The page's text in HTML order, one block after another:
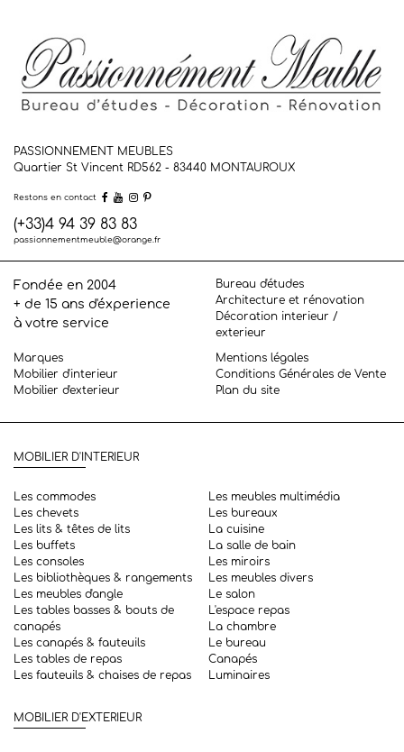
PASSIONNEMENT MEUBLES
Quartier St Vincent RD562 - 83440 MONTAUROUX
Restons en contact
(+33)4 94 39 83 83
passionnementmeuble@orange.fr
Fondée en 2004
+ de 15 ans d'éxperience
à votre service
Bureau d'études
Architecture et rénovation
Décoration interieur /
exterieur
Marques
Mobilier d'interieur
Mobilier d'exterieur
Mentions légales
Conditions Générales de Vente
Plan du site
MOBILIER D'INTERIEUR
Les commodes
Les chevets
Les lits & têtes de lits
Les buffets
Les consoles
Les bibliothèques & rangements
Les meubles d'angle
Les tables basses & bouts de
canapés
Les canapés & fauteuils
Les tables de repas
Les fauteuils & chaises de repas
Les meubles multimédia
Les bureaux
La cuisine
La salle de bain
Les miroirs
Les meubles divers
Le salon
L'espace repas
La chambre
Le bureau
Canapés
Luminaires
MOBILIER D'EXTERIEUR